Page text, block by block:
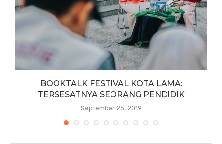
BOOKTALK FESTIVAL KOTA LAMA:
TERSESATNYA SEORANG PENDIDIK
September 25, 2019